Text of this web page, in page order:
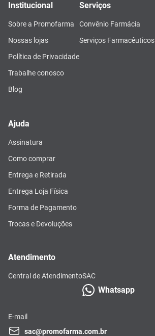
Institucional
Sobre a Promofarma
Nossas lojas
Política de Privacidade
Trabalhe conosco
Blog
Serviços
Convênio Farmácia
Serviços Farmacêuticos
Ajuda
Assinatura
Como comprar
Entrega e Retirada
Entrega Loja Física
Forma de Pagamento
Trocas e Devoluções
Atendimento
Central de AtendimentoSAC
Whatsapp
E-mail
sac@promofarma.com.br